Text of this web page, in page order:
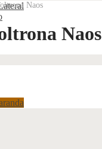
Naos
Naos